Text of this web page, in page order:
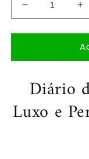
Diminuir
a
quantidade
Diário
de
Davi®
a
de
Diário
Luxo e